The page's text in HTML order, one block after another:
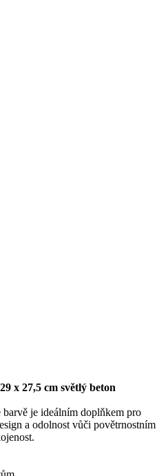
x 27,5 cm světlý beton
je ideálním doplňkem pro
a odolnost vůči povětrnostním